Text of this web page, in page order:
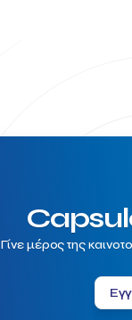
Γίνε μέρος της